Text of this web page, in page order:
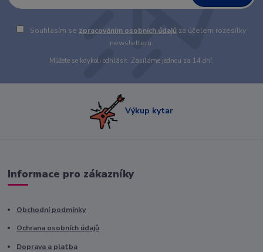
Souhlasím se zpracováním osobních údajů za účelem rozesílky
newsletteru.
Můžete se kdykoli odhlásit. Zasíláme jednou za 14 dní.
Výkup kytar
Informace pro zákazníky
Obchodní podmínky
Ochrana osobních údajů
Doprava a platba